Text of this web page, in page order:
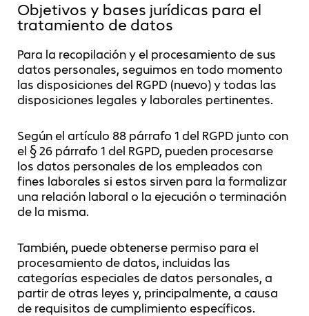
Objetivos y bases jurídicas para el
tratamiento de datos
Para la recopilación y el procesamiento de sus
datos personales, seguimos en todo momento
las disposiciones del RGPD (nuevo) y todas las
disposiciones legales y laborales pertinentes.
Según el artículo 88 párrafo 1 del RGPD junto con
el § 26 párrafo 1 del RGPD, pueden procesarse
los datos personales de los empleados con
fines laborales si estos sirven para la formalizar
una relación laboral o la ejecución o terminación
de la misma.
También, puede obtenerse permiso para el
procesamiento de datos, incluidas las
categorías especiales de datos personales, a
partir de otras leyes y, principalmente, a causa
de requisitos de cumplimiento específicos.